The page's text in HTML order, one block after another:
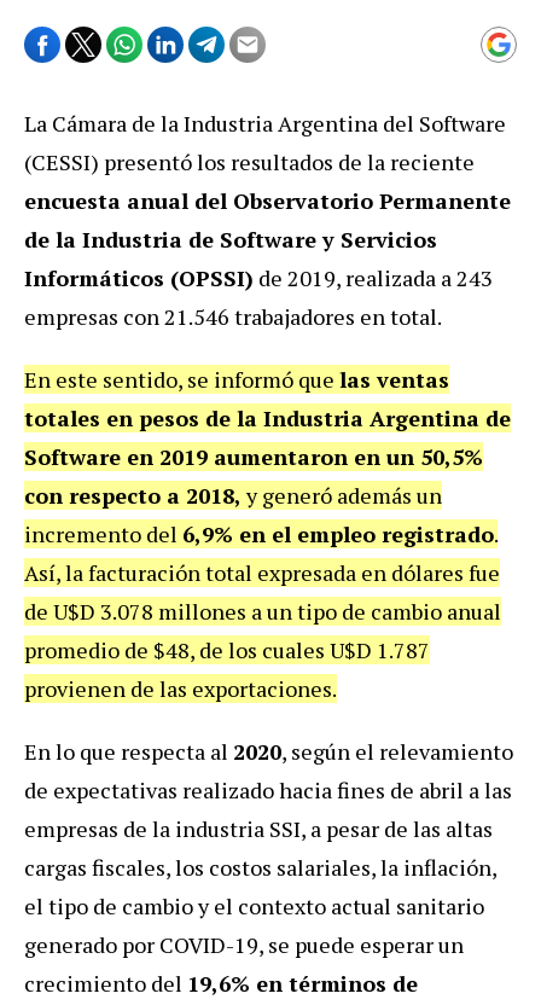
La Cámara de la Industria Argentina del Software
(CESSI) presentó los resultados de la reciente
encuesta anual del Observatorio Permanente
de la Industria de Software y Servicios
Informáticos (OPSSI) de 2019, realizada a 243
empresas con 21.546 trabajadores en total.
En este sentido, se informó que las ventas
totales en pesos de la Industria Argentina de
Software en 2019 aumentaron en un 50,5%
con respecto a 2018,y generó además un
incremento del 6,9% en el empleo registrado.
Así, la facturación total expresada en dólares fue
de U$D 3.078 millones a un tipo de cambio anual
promedio de $48, de los cuales U$D 1.787
provienen de las exportaciones.
En lo que respecta al 2020, según el relevamiento
de expectativas realizado hacia fines de abril a las
empresas de la industria SSI, a pesar de las altas
cargas fiscales, los costos salariales, la inflación,
el tipo de cambio y el contexto actual sanitario
generado por COVID-19, se puede esperar un
crecimiento del 19,6% en términos de